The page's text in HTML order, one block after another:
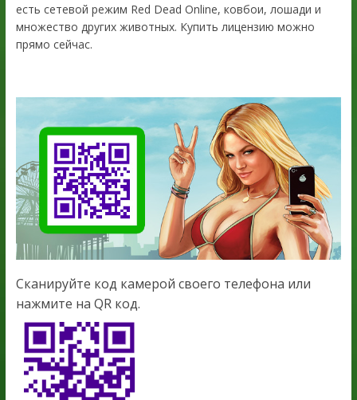
есть сетевой режим Red Dead Online, ковбои, лошади и
множество других животных. Купить лицензию можно
прямо сейчас.
Сканируйте код камерой своего телефона или
нажмите на QR код.